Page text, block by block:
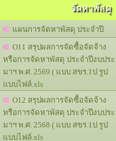
จัดหาพัสดุ
แผนการจัดหาพัสดุ ประจำปี
O11 สรุปผลการจัดซื้อจัดจ้าง
หรือการจัดหาพัสดุ ประจำปีงบประ
มาฯ พ.ศ. 2569 ( แบบ สขร.1ป รูป
แบบไฟล์.xls
O12 สรุปผลการจัดซื้อจัดจ้าง
หรือการจัดหาพัสดุ ประจำปีงบประ
มาฯ พ.ศ. 2568 ( แบบ สขร.1ป รูป
แบบไฟล์.xls